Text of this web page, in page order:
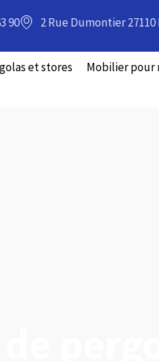
90 2 Rue Dumontier 27110
et stores Mobilier pour